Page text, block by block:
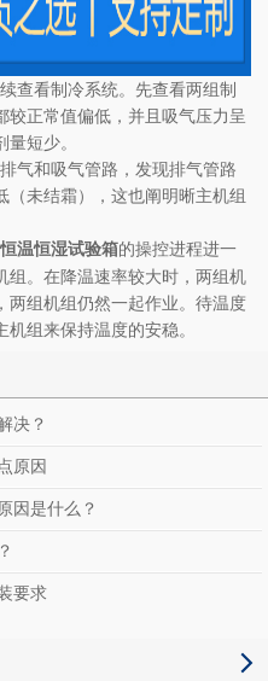
看制冷系统。先查看两组制
较正常值偏低，并且吸气压力呈
短少。
和吸气管路，发现排气管路
（未结霜），这也阐明晰主机组
恒温恒湿试验箱的操控进程进一
组。在降温速率较大时，两组机
两组机组仍然一起作业。待温度
组来保持温度的安稳。
决？
原因
因是什么？
要求